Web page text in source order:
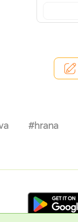
#hrana